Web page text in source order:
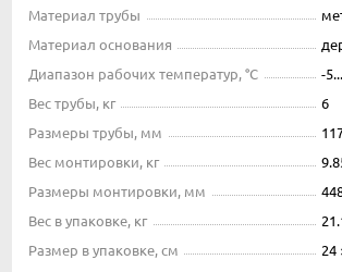
Материал трубы
Материал основания
Диапазон рабочих температур, °С
-
Вес трубы, кг
6
Размеры трубы, мм
Вес монтировки, кг
Размеры монтировки, мм
Вес в упаковке, кг
Размер в упаковке, см
24